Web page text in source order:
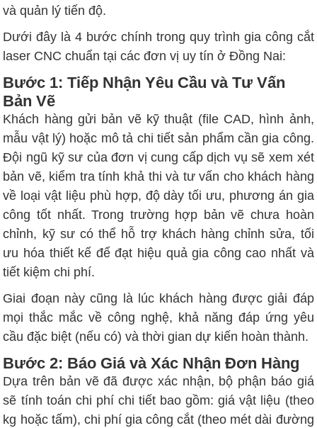
và quản lý tiến độ.
Dưới đây là 4 bước chính trong quy trình gia công cắt
laser CNC chuẩn tại các đơn vị uy tín ở Đồng Nai:
Bước 1: Tiếp Nhận Yêu Cầu và Tư Vấn
Bản Vẽ
Khách hàng gửi bản vẽ kỹ thuật (file CAD, hình ảnh,
mẫu vật lý) hoặc mô tả chi tiết sản phẩm cần gia công.
Đội ngũ kỹ sư của đơn vị cung cấp dịch vụ sẽ xem xét
bản vẽ, kiểm tra tính khả thi và tư vấn cho khách hàng
về loại vật liệu phù hợp, độ dày tối ưu, phương án gia
công tốt nhất. Trong trường hợp bản vẽ chưa hoàn
chỉnh, kỹ sư có thể hỗ trợ khách hàng chỉnh sửa, tối
ưu hóa thiết kế để đạt hiệu quả gia công cao nhất và
tiết kiệm chi phí.
Giai đoạn này cũng là lúc khách hàng được giải đáp
mọi thắc mắc về công nghệ, khả năng đáp ứng yêu
cầu đặc biệt (nếu có) và thời gian dự kiến hoàn thành.
Bước 2: Báo Giá và Xác Nhận Đơn Hàng
Dựa trên bản vẽ đã được xác nhận, bộ phận báo giá
sẽ tính toán chi phí chi tiết bao gồm: giá vật liệu (theo
kg hoặc tấm), chi phí gia công cắt (theo mét dài đường